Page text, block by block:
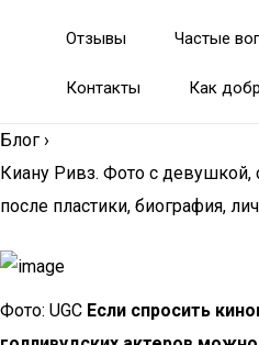
Отзывы Частые
Контакты Как
Блог ›
Киану Ривз. Фото с девушкой,
после пластики, биография,
Фото: UGC Если спросить